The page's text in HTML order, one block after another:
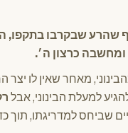
שהרע שבקרבו בתקפו,
ומחשבה כרצון ה׳.
מאחר שאין לו יצר
למעלת הבינוני, אבל
שביחס למדריגתו, תוך